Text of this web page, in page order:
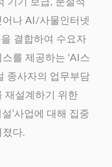
나 AI/사물인터넷
결합하여 수요자
를 제공하는 ‘AI스
종사자의 업무부담
재설계하기 위한
’사업에 대해 집중
졌다.